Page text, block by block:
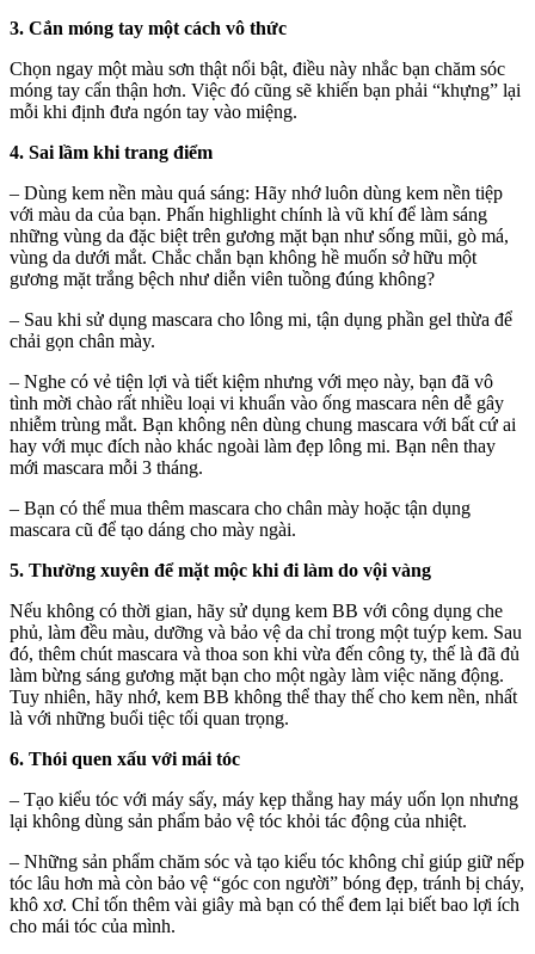
3. Cắn móng tay một cách vô thức
Chọn ngay một màu sơn thật nổi bật, điều này nhắc bạn chăm sóc
móng tay cẩn thận hơn. Việc đó cũng sẽ khiến bạn phải “khựng” lại
mỗi khi định đưa ngón tay vào miệng.
4. Sai lầm khi trang điểm
– Dùng kem nền màu quá sáng: Hãy nhớ luôn dùng kem nền tiệp
với màu da của bạn. Phấn highlight chính là vũ khí để làm sáng
những vùng da đặc biệt trên gương mặt bạn như sống mũi, gò má,
vùng da dưới mắt. Chắc chắn bạn không hề muốn sở hữu một
gương mặt trắng bệch như diễn viên tuồng đúng không?
– Sau khi sử dụng mascara cho lông mi, tận dụng phần gel thừa để
chải gọn chân mày.
– Nghe có vẻ tiện lợi và tiết kiệm nhưng với mẹo này, bạn đã vô
tình mời chào rất nhiều loại vi khuẩn vào ống mascara nên dễ gây
nhiễm trùng mắt. Bạn không nên dùng chung mascara với bất cứ ai
hay với mục đích nào khác ngoài làm đẹp lông mi. Bạn nên thay
mới mascara mỗi 3 tháng.
– Bạn có thể mua thêm mascara cho chân mày hoặc tận dụng
mascara cũ để tạo dáng cho mày ngài.
5. Thường xuyên để mặt mộc khi đi làm do vội vàng
Nếu không có thời gian, hãy sử dụng kem BB với công dụng che
phủ, làm đều màu, dưỡng và bảo vệ da chỉ trong một tuýp kem. Sau
đó, thêm chút mascara và thoa son khi vừa đến công ty, thế là đã đủ
làm bừng sáng gương mặt bạn cho một ngày làm việc năng động.
Tuy nhiên, hãy nhớ, kem BB không thể thay thế cho kem nền, nhất
là với những buổi tiệc tối quan trọng.
6. Thói quen xấu với mái tóc
– Tạo kiểu tóc với máy sấy, máy kẹp thẳng hay máy uốn lọn nhưng
lại không dùng sản phẩm bảo vệ tóc khỏi tác động của nhiệt.
– Những sản phẩm chăm sóc và tạo kiểu tóc không chỉ giúp giữ nếp
tóc lâu hơn mà còn bảo vệ “góc con người” bóng đẹp, tránh bị cháy,
khô xơ. Chỉ tốn thêm vài giây mà bạn có thể đem lại biết bao lợi ích
cho mái tóc của mình.